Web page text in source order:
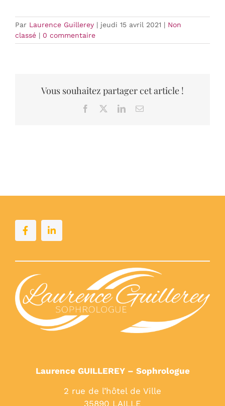
Par Laurence Guillerey | jeudi 15 avril 2021 | Non
classé | 0 commentaire
Vous souhaitez partager cet article !
Facebook LinkedInEmail
Laurence GUILLEREY – Sophrologue
2 rue de l’hôtel de Ville
35890 LAILLE